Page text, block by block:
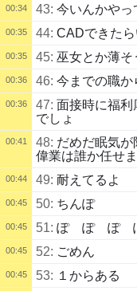
00:34 43: 今いんかやっ
00:35 44: CADできたら
00:35 45: 巫女とか薄そ
00:36 46: 今までの職か
00:36 47: 面接時に福利
でしょ
00:41 48: だめだ眠気が
偉業は誰か任せ
00:44 49: 耐えてるよ
00:45 50: ちんぽ
00:45 51: ぽ ぽ ぽ
00:45 52: ごめん
00:45 53: １からある